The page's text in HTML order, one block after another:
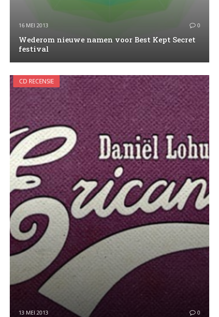
16 MEI 2013 0
Wederom nieuwe namen voor Best Kept Secret
festival
CD RECENSIE
13 MEI 2013 0